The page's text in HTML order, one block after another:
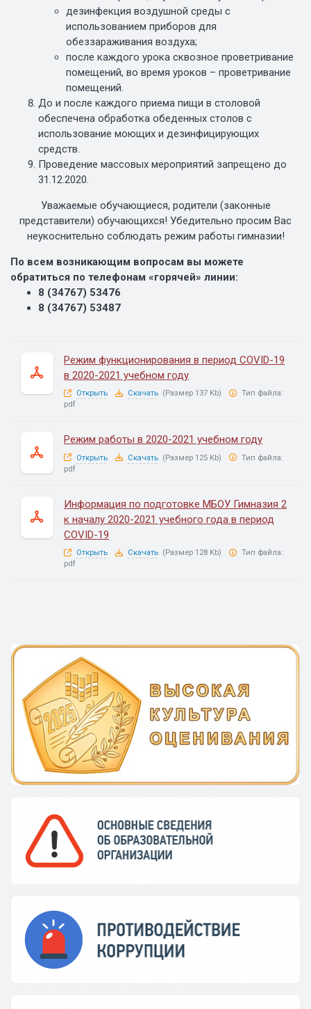
дезинфекция воздушной среды с
использованием приборов для
обеззараживания воздуха;
после каждого урока сквозное проветривание
помещений, во время уроков – проветривание
помещений.
До и после каждого приема пищи в столовой
обеспечена обработка обеденных столов с
использование моющих и дезинфицирующих
средств.
Проведение массовых мероприятий запрещено до
31.12.2020.
Уважаемые обучающиеся, родители (законные
представители) обучающихся! Убедительно просим Вас
неукоснительно соблюдать режим работы гимназии!
По всем возникающим вопросам вы можете
обратиться по телефонам «горячей» линии:
8 (34767) 53476
8 (34767) 53487
Режим функционирования в период COVID-19
в 2020-2021 учебном году
Открыть Скачать (Размер 137 Kb)
Тип файла:
pdf
Режим работы в 2020-2021 учебном году
Открыть Скачать (Размер 125 Kb)
Тип файла:
pdf
Информация по подготовке МБОУ Гимназия 2
к началу 2020-2021 учебного года в период
COVID-19
Открыть Скачать (Размер 128 Kb)
Тип файла:
pdf